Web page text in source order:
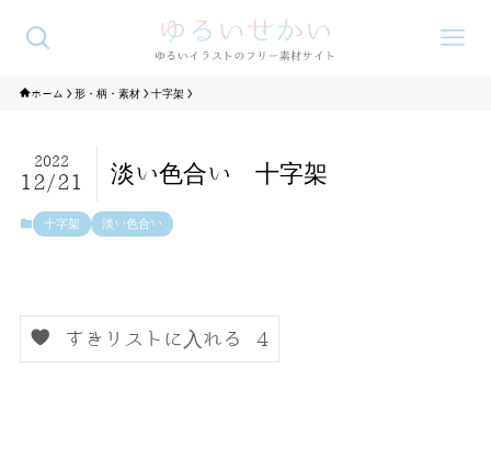
ホーム 形・柄・素材 十字架
淡い色合い 十字架
2022
12/21
十字架 淡い色合い
すきリストに入れる 4